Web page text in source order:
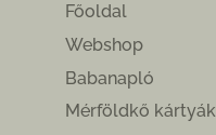
Főoldal
Webshop
Babanapló
Mérföldkő kártyák